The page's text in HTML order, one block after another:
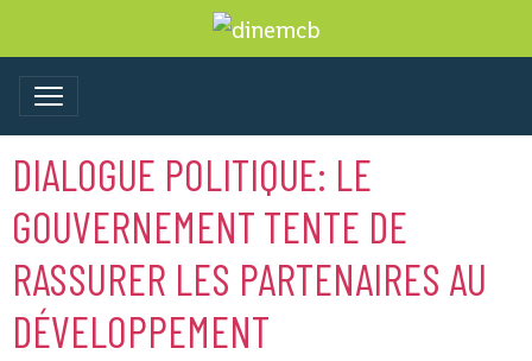
DIALOGUE POLITIQUE: LE
GOUVERNEMENT TENTE DE
RASSURER LES PARTENAIRES AU
DÉVELOPPEMENT